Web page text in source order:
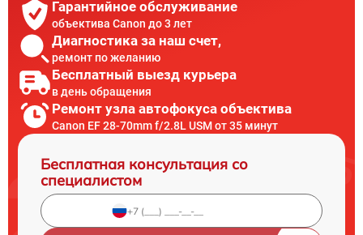
Гарантийное обслуживание
объектива Canon до 3 лет
Диагностика за наш счет,
ремонт по желанию
Бесплатный выезд курьера
в день обращения
Ремонт узла автофокуса объектива
Canon EF 28-70mm f/2.8L USM от 35 минут
Бесплатная консультация со
специалистом